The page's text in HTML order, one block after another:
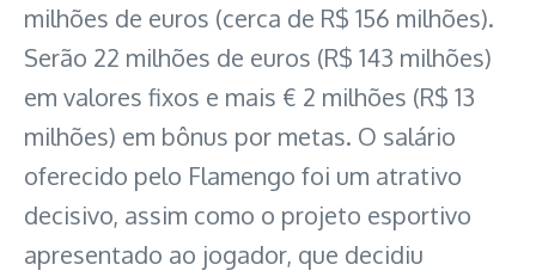
milhões de euros (cerca de R$ 156 milhões).
Serão 22 milhões de euros (R$ 143 milhões)
em valores fixos e mais € 2 milhões (R$ 13
milhões) em bônus por metas. O salário
oferecido pelo Flamengo foi um atrativo
decisivo, assim como o projeto esportivo
apresentado ao jogador, que decidiu